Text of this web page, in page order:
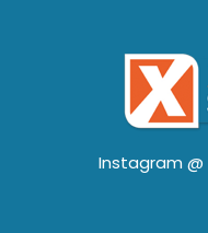
Instagram @